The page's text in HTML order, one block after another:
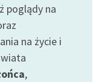
poglądy na
na życie i
,